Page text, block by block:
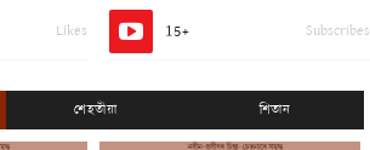
Likes 15+ Subscribes
শেহতীয়া শিতান